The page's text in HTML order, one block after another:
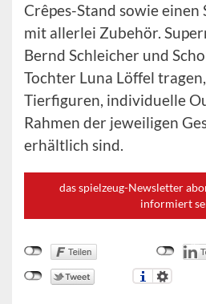
Crêpes-Stand sowie einen
mit allerlei Zubehör.
Bernd Schleicher und
Tochter Luna Löffel
Tierfiguren, individuelle
Rahmen der jeweiligen
erhältlich sind.
das spielzeug-Newsletter
informiert